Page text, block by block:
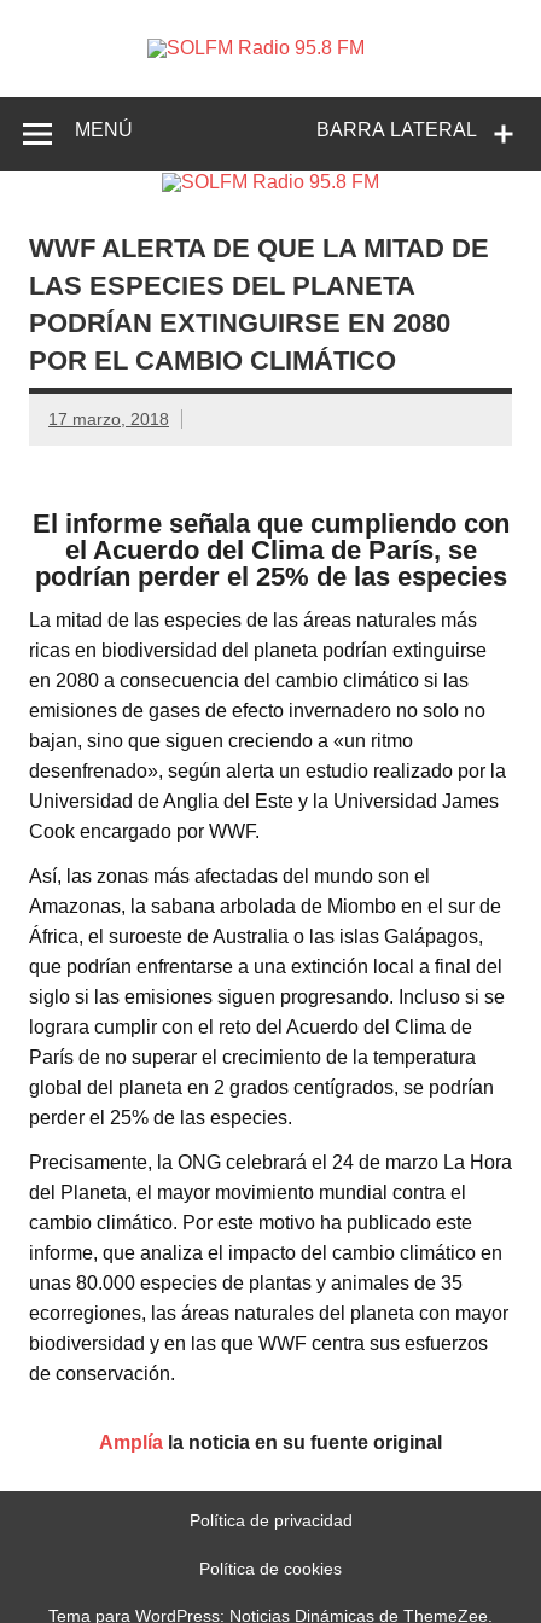
Radio
95.8 FM
Crevillente, Radio en Vega Baja y Radio en el Medio
BARRA LATERAL
MENÚ
WWF ALERTA DE QUE LA MITAD DE
LAS ESPECIES DEL PLANETA
PODRÍAN EXTINGUIRSE EN 2080
POR EL CAMBIO CLIMÁTICO
17 marzo, 2018
El informe señala que cumpliendo con
el Acuerdo del Clima de París, se
podrían perder el 25% de las especies
La mitad de las especies de las áreas naturales más
ricas en biodiversidad del planeta podrían extinguirse
en 2080 a consecuencia del cambio climático si las
emisiones de gases de efecto invernadero no solo no
bajan, sino que siguen creciendo a «un ritmo
desenfrenado», según alerta un estudio realizado por la
Universidad de Anglia del Este y la Universidad James
Cook encargado por WWF.
Así, las zonas más afectadas del mundo son el
Amazonas, la sabana arbolada de Miombo en el sur de
África, el suroeste de Australia o las islas Galápagos,
que podrían enfrentarse a una extinción local a final del
siglo si las emisiones siguen progresando. Incluso si se
lograra cumplir con el reto del Acuerdo del Clima de
París de no superar el crecimiento de la temperatura
global del planeta en 2 grados centígrados, se podrían
perder el 25% de las especies.
Precisamente, la ONG celebrará el 24 de marzo La Hora
del Planeta, el mayor movimiento mundial contra el
cambio climático. Por este motivo ha publicado este
informe, que analiza el impacto del cambio climático en
unas 80.000 especies de plantas y animales de 35
ecorregiones, las áreas naturales del planeta con mayor
biodiversidad y en las que WWF centra sus esfuerzos
de conservación.
Amplía la noticia en su fuente original
Política de privacidad
Política de cookies
Tema para WordPress: Noticias Dinámicas de ThemeZee.